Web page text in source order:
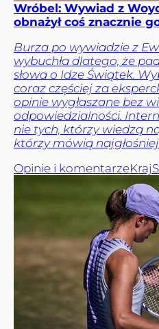
Wróbel: Wywiad z
obnażył coś znacznie
Burza po wywiadzie z
wybuchła dlatego, że
słowa o Idze Świątek.
coraz częściej za
opinie wygłaszane bez
odpowiedzialności.
nie tych, którzy wiedzą
którzy mówią
Opinie i komentarzeKraj